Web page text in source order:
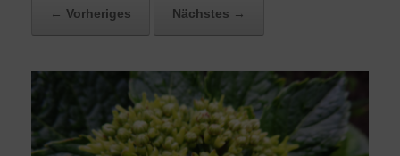
← Vorheriges Nächstes →